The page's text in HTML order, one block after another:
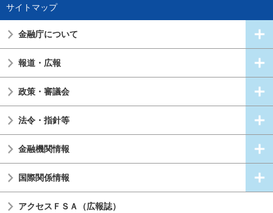
サイトマップ
金融庁について
報道・広報
政策・審議会
法令・指針等
金融機関情報
国際関係情報
アクセスＦＳＡ（広報誌）